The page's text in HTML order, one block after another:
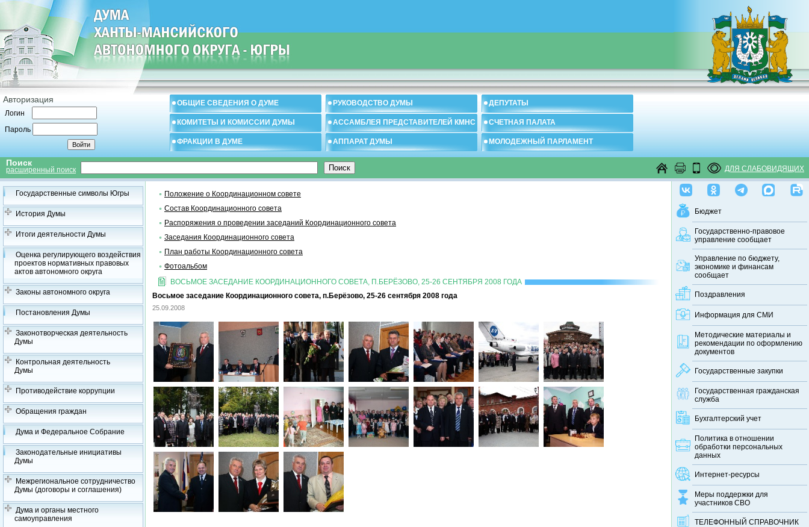
Авторизация
Логин
Пароль
ОБЩИЕ СВЕДЕНИЯ О ДУМЕ РУКОВОДСТВО ДУМЫ ДЕПУТАТЫ
КОМИТЕТЫ И КОМИССИИ ДУМЫ АССАМБЛЕЯ ПРЕДСТАВИТЕЛЕЙ КМНС СЧЕТНАЯ ПАЛАТА
ФРАКЦИИ В ДУМЕ АППАРАТ ДУМЫ МОЛОДЕЖНЫЙ ПАРЛАМЕНТ
Поиск
расширенный поиск ДЛЯ СЛАБОВИДЯЩИХ
Государственные символы Югры
История Думы
Итоги деятельности Думы
Оценка регулирующего воздействия
проектов нормативных правовых
актов автономного округа
Законы автономного округа
Постановления Думы
Законотворческая деятельность
Думы
Контрольная деятельность
Думы
Противодействие коррупции
Обращения граждан
Дума и Федеральное Собрание
Законодательные инициативы
Думы
Межрегиональное сотрудничество
Думы (договоры и соглашения)
Дума и органы местного
самоуправления
Бюджет
Государственно-правовое
управление сообщает
Управление по бюджету,
экономике и финансам
сообщает
Поздравления
Информация для СМИ
Методические материалы и
рекомендации по оформлению
документов
Государственные закупки
Государственная гражданская
служба
Бухгалтерский учет
Политика в отношении
обработки персональных
данных
Интернет-ресурсы
Меры поддержки для
участников СВО
ТЕЛЕФОННЫЙ CПРАВОЧНИК
Положение о Координационном совете
Состав Координационного совета
Распоряжения о проведении заседаний Координационного совета
Заседания Координационного cовета
План работы Координационного совета
Фотоальбом
ВОСЬМОЕ ЗАСЕДАНИЕ КООРДИНАЦИОННОГО СОВЕТА, П.БЕРЁЗОВО, 25-26 СЕНТЯБРЯ 2008 ГОДА
Восьмое заседание Координационного совета, п.Берёзово, 25-26 сентября 2008 года
25.09.2008